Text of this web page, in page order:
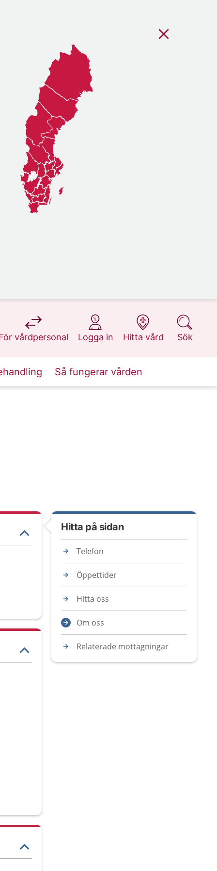
vårdpersonal
på 1177.se
Logga in
på 1177.se
Hitta vård
på 1177.se
Sök
på 1177.se
Så fungerar vården
Hitta på sidan
Telefon
Öppettider
Hitta oss
Om oss
Relaterade mottagningar